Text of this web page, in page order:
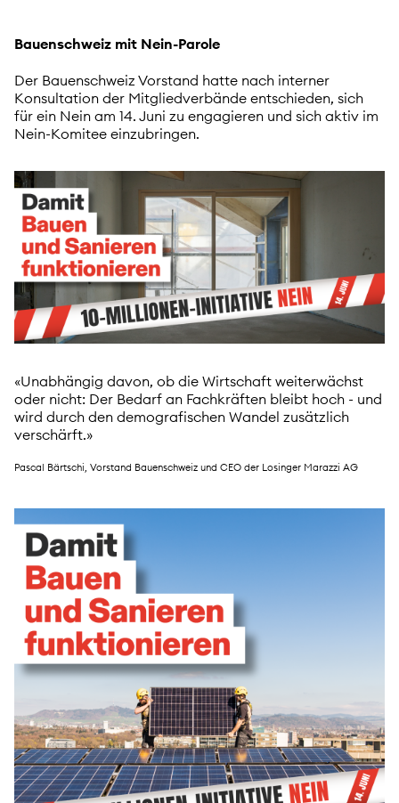
Bauenschweiz mit Nein-Parole
Der Bauenschweiz Vorstand hatte nach interner
Konsultation der Mitgliedverbände entschieden, sich
für ein Nein am 14. Juni zu engagieren und sich aktiv im
Nein-Komitee einzubringen.
«Unabhängig davon, ob die Wirtschaft weiterwächst
oder nicht: Der Bedarf an Fachkräften bleibt hoch - und
wird durch den demografischen Wandel zusätzlich
verschärft.»
Pascal Bärtschi, Vorstand Bauenschweiz und CEO der Losinger Marazzi AG